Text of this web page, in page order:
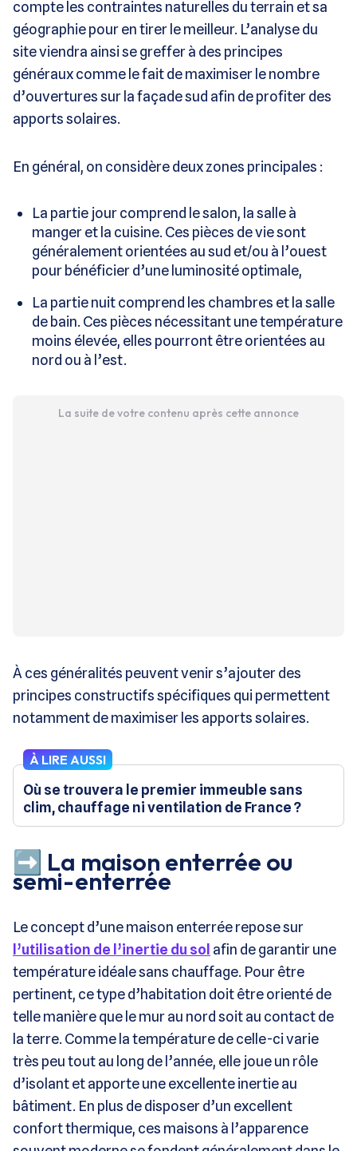
compte les contraintes naturelles du terrain et sa
géographie pour en tirer le meilleur. L’analyse du
site viendra ainsi se greffer à des principes
généraux comme le fait de maximiser le nombre
d’ouvertures sur la façade sud afin de profiter des
apports solaires.
En général, on considère deux zones principales :
La partie jour comprend le salon, la salle à
manger et la cuisine. Ces pièces de vie sont
généralement orientées au sud et/ou à l’ouest
pour bénéficier d’une luminosité optimale,
La partie nuit comprend les chambres et la salle
de bain. Ces pièces nécessitant une température
moins élevée, elles pourront être orientées au
nord ou à l’est.
La suite de votre contenu après cette annonce
À ces généralités peuvent venir s’ajouter des
principes constructifs spécifiques qui permettent
notamment de maximiser les apports solaires.
À LIRE AUSSI
Où se trouvera le premier immeuble sans
clim, chauffage ni ventilation de France ?
➡️ La maison enterrée ou
semi-enterrée
Le concept d’une maison enterrée repose sur
l’utilisation de l’inertie du sol afin de garantir une
température idéale sans chauffage. Pour être
pertinent, ce type d’habitation doit être orienté de
telle manière que le mur au nord soit au contact de
la terre. Comme la température de celle-ci varie
très peu tout au long de l’année, elle joue un rôle
d’isolant et apporte une excellente inertie au
bâtiment. En plus de disposer d’un excellent
confort thermique, ces maisons à l’apparence